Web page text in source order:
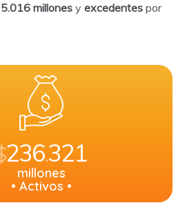
millonesy excedentespor
236.321
millones
• Activos •